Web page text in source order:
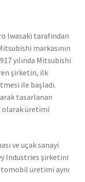
Iwasaki tarafından
markasının
yılında Mitsubishi
şirketin, ilk
ile başladı.
tasarlanan
olarak üretimi
ve uçak sanayi
Industries şirketini
üretimi aynı